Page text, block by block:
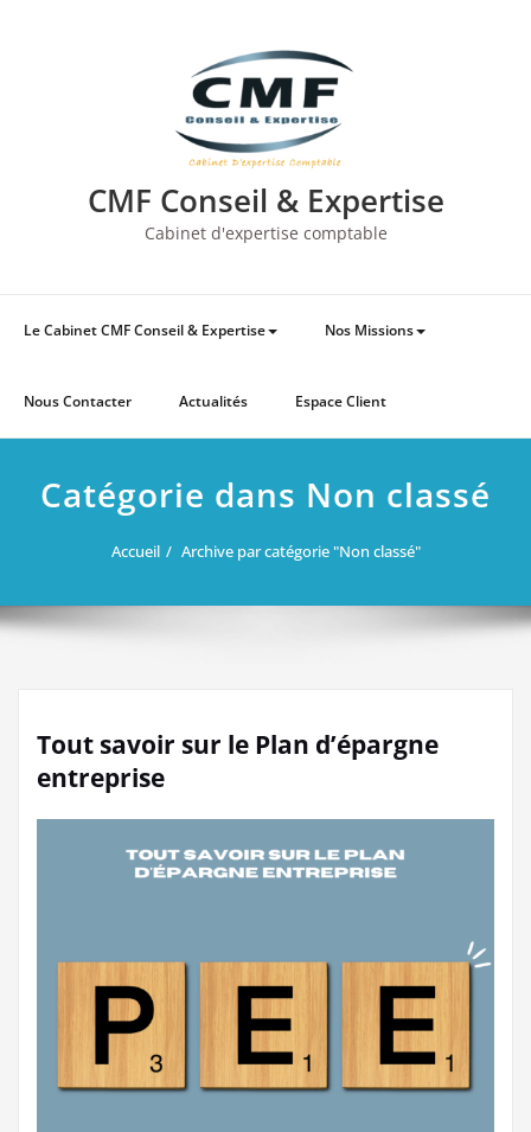
CMF Conseil & Expertise
Cabinet d'expertise comptable
Le Cabinet CMF Conseil & Expertise Nos Missions
Nous Contacter Actualités Espace Client
Catégorie dans Non classé
Accueil Archive par catégorie "Non classé"
Tout savoir sur le Plan d’épargne
entreprise